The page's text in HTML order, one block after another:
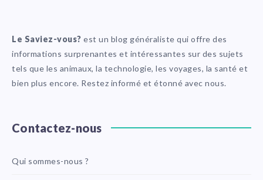
Le Saviez-vous? est un blog généraliste qui offre des
informations surprenantes et intéressantes sur des sujets
tels que les animaux, la technologie, les voyages, la santé et
bien plus encore. Restez informé et étonné avec nous.
Contactez-nous
Qui sommes-nous ?